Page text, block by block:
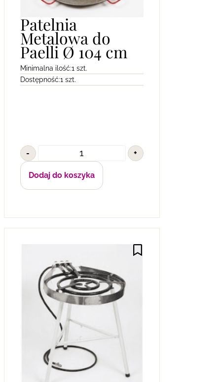
Patelnia
Metalowa do
Paelli Ø 104 cm
Minimalna ilość:1 szt.
Dostępność:1 szt.
- +
Dodaj do koszyka